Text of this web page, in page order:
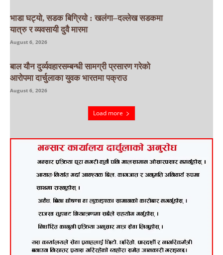
भाडा घट्यो, सडक बिग्रियो : खलंगा–दल्लेख सडकमा
यात्रु र व्यवसायी दुवै मारमा
August 6, 2026
बाल यौन दुर्व्यवहारसम्बन्धी सामग्री प्रसारण गरेको
आरोपमा दार्चुलाका युवक भारतमा पक्राउ
August 6, 2026
Load more